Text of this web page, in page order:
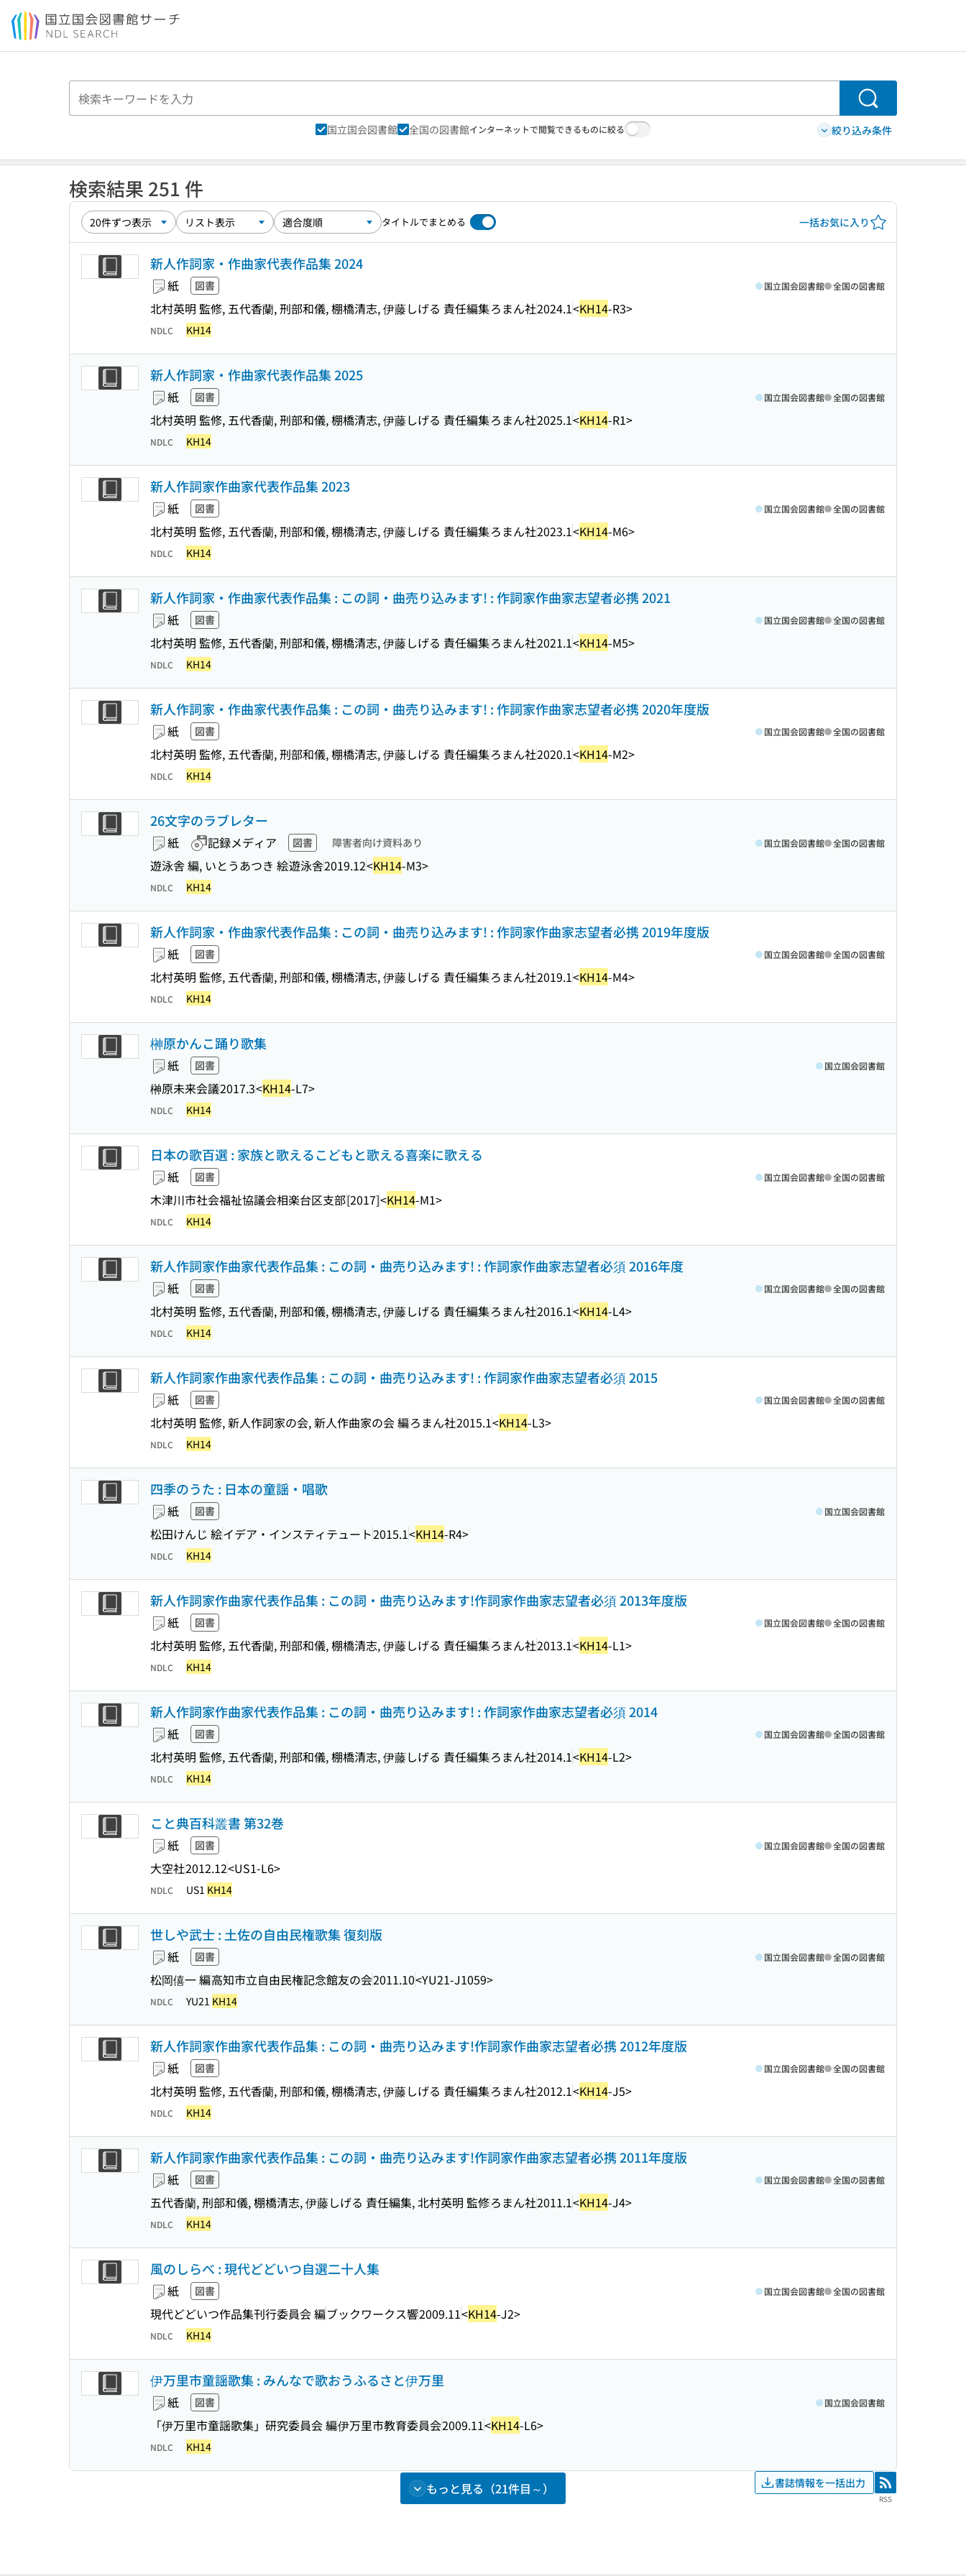
本文へ移動
検索
国立国会図書館 全国の図書館インターネットで閲覧できるものに絞る 絞り込み条件
検索結果 251 件
タイトルでまとめる 一括お気に入り
新人作詞家・作曲家代表作品集 2024
紙 図書
北村英明 監修, 五代香蘭, 刑部和儀, 棚橋清志, 伊藤しげる 責任編集ろまん社2024.1<KH14-R3>
国立国会図書館 全国の図書館
NDLC KH14
新人作詞家・作曲家代表作品集 2025
紙 図書
北村英明 監修, 五代香蘭, 刑部和儀, 棚橋清志, 伊藤しげる 責任編集ろまん社2025.1<KH14-R1>
国立国会図書館 全国の図書館
NDLC KH14
新人作詞家作曲家代表作品集 2023
紙 図書
北村英明 監修, 五代香蘭, 刑部和儀, 棚橋清志, 伊藤しげる 責任編集ろまん社2023.1<KH14-M6>
国立国会図書館 全国の図書館
NDLC KH14
新人作詞家・作曲家代表作品集 : この詞・曲売り込みます! : 作詞家作曲家志望者必携 2021
紙 図書
北村英明 監修, 五代香蘭, 刑部和儀, 棚橋清志, 伊藤しげる 責任編集ろまん社2021.1<KH14-M5>
国立国会図書館 全国の図書館
NDLC KH14
新人作詞家・作曲家代表作品集 : この詞・曲売り込みます! : 作詞家作曲家志望者必携 2020年度版
紙 図書
北村英明 監修, 五代香蘭, 刑部和儀, 棚橋清志, 伊藤しげる 責任編集ろまん社2020.1<KH14-M2>
国立国会図書館 全国の図書館
NDLC KH14
26文字のラブレター
紙 記録メディア 図書 障害者向け資料あり
遊泳舎 編, いとうあつき 絵遊泳舎2019.12<KH14-M3>
国立国会図書館 全国の図書館
NDLC KH14
新人作詞家・作曲家代表作品集 : この詞・曲売り込みます! : 作詞家作曲家志望者必携 2019年度版
紙 図書
北村英明 監修, 五代香蘭, 刑部和儀, 棚橋清志, 伊藤しげる 責任編集ろまん社2019.1<KH14-M4>
国立国会図書館 全国の図書館
NDLC KH14
榊原かんこ踊り歌集
紙 図書
榊原未来会議2017.3<KH14-L7>
国立国会図書館
NDLC KH14
日本の歌百選 : 家族と歌えるこどもと歌える喜楽に歌える
紙 図書
木津川市社会福祉協議会相楽台区支部[2017]<KH14-M1>
国立国会図書館 全国の図書館
NDLC KH14
新人作詞家作曲家代表作品集 : この詞・曲売り込みます! : 作詞家作曲家志望者必須 2016年度
紙 図書
北村英明 監修, 五代香蘭, 刑部和儀, 棚橋清志, 伊藤しげる 責任編集ろまん社2016.1<KH14-L4>
国立国会図書館 全国の図書館
NDLC KH14
新人作詞家作曲家代表作品集 : この詞・曲売り込みます! : 作詞家作曲家志望者必須 2015
紙 図書
北村英明 監修, 新人作詞家の会, 新人作曲家の会 編ろまん社2015.1<KH14-L3>
国立国会図書館 全国の図書館
NDLC KH14
四季のうた : 日本の童謡・唱歌
紙 図書
松田けんじ 絵イデア・インスティテュート2015.1<KH14-R4>
国立国会図書館
NDLC KH14
新人作詞家作曲家代表作品集 : この詞・曲売り込みます!作詞家作曲家志望者必須 2013年度版
紙 図書
北村英明 監修, 五代香蘭, 刑部和儀, 棚橋清志, 伊藤しげる 責任編集ろまん社2013.1<KH14-L1>
国立国会図書館 全国の図書館
NDLC KH14
新人作詞家作曲家代表作品集 : この詞・曲売り込みます! : 作詞家作曲家志望者必須 2014
紙 図書
北村英明 監修, 五代香蘭, 刑部和儀, 棚橋清志, 伊藤しげる 責任編集ろまん社2014.1<KH14-L2>
国立国会図書館 全国の図書館
NDLC KH14
こと典百科叢書 第32巻
紙 図書
大空社2012.12<US1-L6>
国立国会図書館 全国の図書館
NDLC US1 KH14
世しや武士 : 土佐の自由民権歌集 復刻版
紙 図書
松岡僖一 編高知市立自由民権記念館友の会2011.10<YU21-J1059>
国立国会図書館 全国の図書館
NDLC YU21 KH14
新人作詞家作曲家代表作品集 : この詞・曲売り込みます!作詞家作曲家志望者必携 2012年度版
紙 図書
北村英明 監修, 五代香蘭, 刑部和儀, 棚橋清志, 伊藤しげる 責任編集ろまん社2012.1<KH14-J5>
国立国会図書館 全国の図書館
NDLC KH14
新人作詞家作曲家代表作品集 : この詞・曲売り込みます!作詞家作曲家志望者必携 2011年度版
紙 図書
五代香蘭, 刑部和儀, 棚橋清志, 伊藤しげる 責任編集, 北村英明 監修ろまん社2011.1<KH14-J4>
国立国会図書館 全国の図書館
NDLC KH14
風のしらべ : 現代どどいつ自選二十人集
紙 図書
現代どどいつ作品集刊行委員会 編ブックワークス響2009.11<KH14-J2>
国立国会図書館 全国の図書館
NDLC KH14
伊万里市童謡歌集 : みんなで歌おうふるさと伊万里
紙 図書
「伊万里市童謡歌集」研究委員会 編伊万里市教育委員会2009.11<KH14-L6>
国立国会図書館
NDLC KH14
もっと見る（21件目～） 書誌情報を一括出力 RSS
RSS